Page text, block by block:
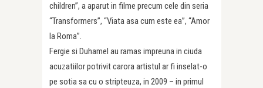
children”, a aparut in filme precum cele din seria
“Transformers”, “Viata asa cum este ea”, “Amor
la Roma”.
Fergie si Duhamel au ramas impreuna in ciuda
acuzatiilor potrivit carora artistul ar fi inselat-o
pe sotia sa cu o stripteuza, in 2009 – in primul